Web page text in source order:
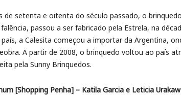
de setenta e oitenta do século passado, o
passou a ser fabricado pela Estrela, na
a Calesita começou a importar da Argentina,
A partir de 2008, o brinquedo voltou ao país
pela Sunny Brinquedos.
[Shopping Penha] – Katila Garcia e Leticia